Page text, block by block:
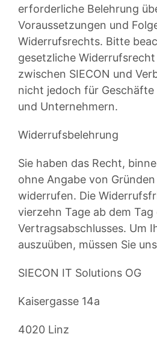
erforderliche Belehrung
Voraussetzungen und
Widerrufsrechts. Bitte
gesetzliche
zwischen SIECON und
nicht jedoch für Geschäfte
und Unternehmern.
Widerrufsbelehrung
Sie haben das Recht,
ohne Angabe von
widerrufen. Die
vierzehn Tage ab dem Tag
Vertragsabschlusses. Um
auszuüben, müssen Sie
SIECON IT Solutions OG
Kaisergasse 14a
4020 Linz